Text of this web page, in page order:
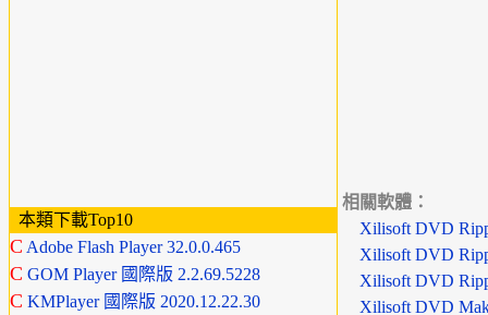
本類下載Top10
C Adobe Flash Player 32.0.0.465
C GOM Player 國際版 2.2.69.5228
C KMPlayer 國際版 2020.12.22.30
相關軟體：
Xilisoft DVD
Xilisoft DVD
Xilisoft DVD
Xilisoft DVD